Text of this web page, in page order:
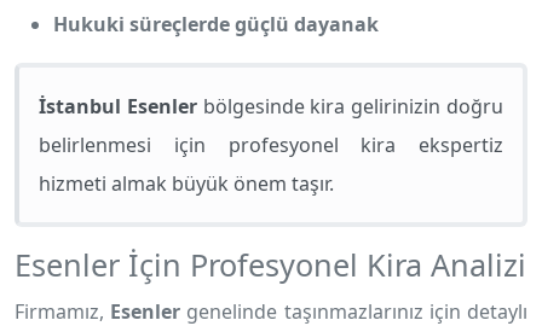
Hukuki süreçlerde güçlü dayanak
İstanbul Esenlerbölgesinde kira gelirinizin doğru
belirlenmesi için profesyonel kira ekspertiz
hizmeti almak büyük önem taşır.
Esenler İçin Profesyonel Kira Analizi
Firmamız, Esenler genelinde taşınmazlarınız için detaylı